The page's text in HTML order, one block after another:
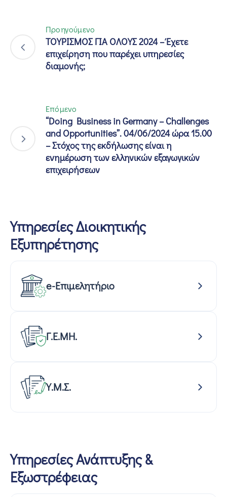
Προηγούμενο
ΤΟΥΡΙΣΜOΣ ΓΙΑ OΛΟΥΣ 2024 – Έχετε
επιχείρηση που παρέχει υπηρεσίες
διαμονής;
Επόμενο
“Doing Business in Germany – Challenges
and Opportunities”. 04/06/2024 ώρα 15.00
– Στόχος της εκδήλωσης είναι η
ενημέρωση των ελληνικών εξαγωγικών
επιχειρήσεων
Υπηρεσίες Διοικητικής
Εξυπηρέτησης
e-Επιμελητήριο
Γ.Ε.ΜΗ.
Υ.Μ.Σ.
Υπηρεσίες Ανάπτυξης &
Εξωστρέφειας